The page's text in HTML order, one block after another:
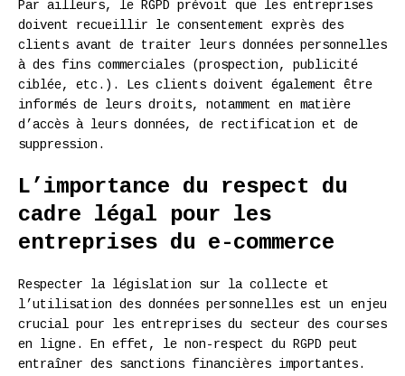
Par ailleurs, le RGPD prévoit que les entreprises
doivent recueillir le consentement exprès des
clients avant de traiter leurs données personnelles
à des fins commerciales (prospection, publicité
ciblée, etc.). Les clients doivent également être
informés de leurs droits, notamment en matière
d’accès à leurs données, de rectification et de
suppression.
L’importance du respect du
cadre légal pour les
entreprises du e-commerce
Respecter la législation sur la collecte et
l’utilisation des données personnelles est un enjeu
crucial pour les entreprises du secteur des courses
en ligne. En effet, le non-respect du RGPD peut
entraîner des sanctions financières importantes.